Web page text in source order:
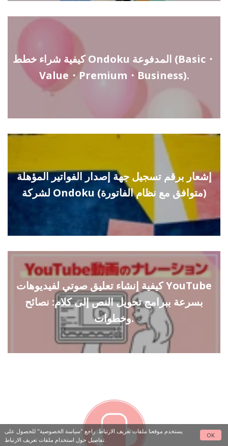
كيفية شراء خطط Ondoku المدفوعة (Basic・
Value・Premium・Business).
إشعار برقم تسجيل جهة إصدار الفواتير المؤهلة
لشركة Ondoku (متوافق مع نظام الفاتورة)
كيفية إنشاء تعليق صوتي لفيديوهات YouTube
بسرعة ببرامج تحويل النص إلى كلام: نصائح
وخطوات.
يستخدم موقعنا ملفات تعريف الارتباط. راجع "سياسة الخصوصية" للحصول على
تفاصيل حول استخدام ملفات تعريف الارتباط.
OK